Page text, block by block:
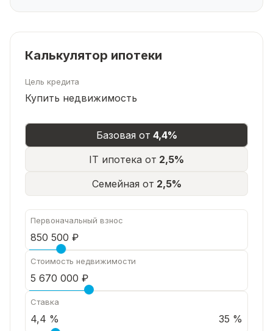
Быстрый выход на сделку!
Калькулятор ипотеки
Цель кредита
Купить недвижимость
Базовая от 4,4%
IT ипотека от 2,5%
Семейная от 2,5%
Первоначальный взнос
Стоимость недвижимости
Ставка
35 %